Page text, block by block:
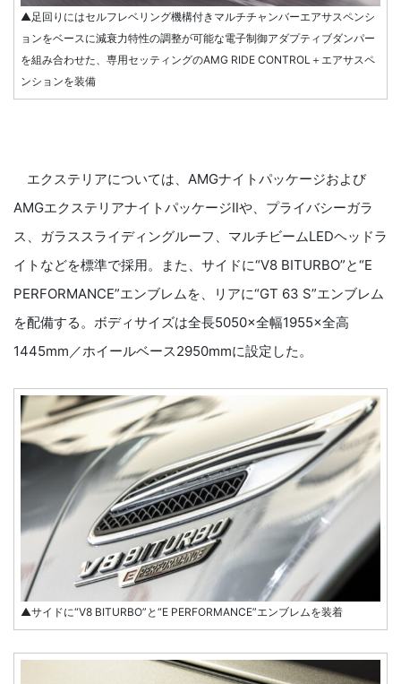
▲足回りにはセルフレベリング機構付きマルチチャンバーエアサスペンシ
ョンをベースに減衰力特性の調整が可能な電子制御アダプティブダンパー
を組み合わせた、専用セッティングのAMG RIDE CONTROL＋エアサスペ
ンションを装備
エクステリアについては、AMGナイトパッケージおよび
AMGエクステリアナイトパッケージⅡや、プライバシーガラ
ス、ガラススライディングルーフ、マルチビームLEDヘッドラ
イトなどを標準で採用。また、サイドに“V8 BITURBO”と“E
PERFORMANCE”エンブレムを、リアに“GT 63 S”エンブレム
を配備する。ボディサイズは全長5050×全幅1955×全高
1445mm／ホイールベース2950mmに設定した。
▲サイドに“V8 BITURBO”と“E PERFORMANCE”エンブレムを装着